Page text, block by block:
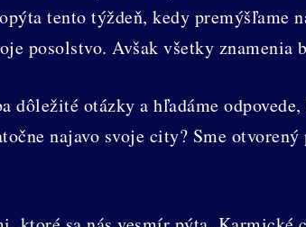
tento týždeň, kedy premýšľame
posolstvo. Avšak všetky znamenia
dôležité otázky a hľadáme
najavo svoje city? Sme